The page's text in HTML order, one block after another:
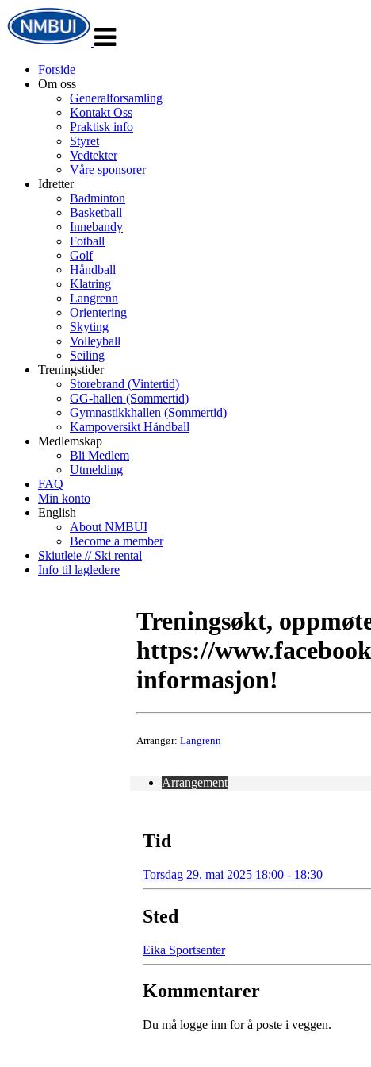
navigasjon
Forside
Om oss
Generalforsamling
Kontakt Oss
Praktisk info
Styret
Vedtekter
Våre sponsorer
Idretter
Badminton
Basketball
Innebandy
Fotball
Golf
Håndball
Klatring
Langrenn
Orientering
Skyting
Volleyball
Seiling
Treningstider
Storebrand (Vintertid)
GG-hallen (Sommertid)
Gymnastikkhallen (Sommertid)
Kampoversikt Håndball
Medlemskap
Bli Medlem
Utmelding
FAQ
Min konto
English
About NMBUI
Become a member
Skiutleie // Ski rental
Info til lagledere
Treningsøkt,
https://
informasjon!
Arrangør: Langrenn
Arrangement
Tid
Torsdag 29. mai 2025 18:00 - 18:30
Sted
Eika Sportsenter
Kommentarer
Du må logge inn for å poste i veggen.